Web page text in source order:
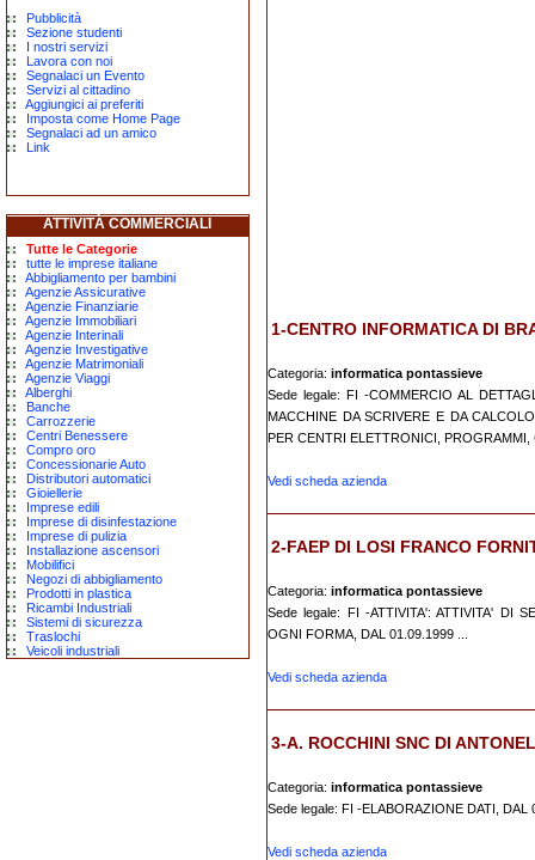
Pubblicità
Sezione studenti
I nostri servizi
Lavora con noi
Segnalaci un Evento
Servizi al cittadino
Aggiungici ai preferiti
Imposta come Home Page
Segnalaci ad un amico
Link
ATTIVITÀ COMMERCIALI
Tutte le Categorie
tutte le imprese italiane
Abbigliamento per bambini
Agenzie Assicurative
Agenzie Finanziarie
Agenzie Immobiliari
Agenzie Interinali
Agenzie Investigative
Agenzie Matrimoniali
Agenzie Viaggi
Alberghi
Banche
Carrozzerie
Centri Benessere
Compro oro
Concessionarie Auto
Distributori automatici
Gioiellerie
Imprese edili
Imprese di disinfestazione
Imprese di pulizia
Installazione ascensori
Mobilifici
Negozi di abbigliamento
Prodotti in plastica
Ricambi Industriali
Sistemi di sicurezza
Traslochi
Veicoli industriali
1-CENTRO INFORMATICA DI
Categoria: informatica pontassieve
Sede legale: FI -COMMERCIO AL
MACCHINE DA SCRIVERE E DA
PER CENTRI ELETTRONICI, PROGRAMMI,
Vedi scheda azienda
2-FAEP DI LOSI FRANCO
Categoria: informatica pontassieve
Sede legale: FI -ATTIVITA': ATTIVITA' DI
OGNI FORMA, DAL 01.09.1999 ...
Vedi scheda azienda
3-A. ROCCHINI SNC DI
Categoria: informatica pontassieve
Sede legale: FI -ELABORAZIONE DATI, DAL
Vedi scheda azienda